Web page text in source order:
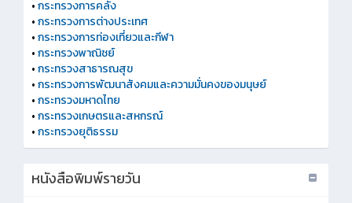
•กระทรวงการคลัง
•กระทรวงการต่างประเทศ
•กระทรวงการท่องเที่ยวและกีฬา
•กระทรวงพาณิชย์
•กระทรวงสาธารณสุข
•กระทรวงการพัฒนาสังคมและความมั่นคงของมนุษย์
•กระทรวงมหาดไทย
•กระทรวงเกษตรและสหกรณ์
•กระทรวงยุติธรรม
หนังสือพิมพ์รายวัน